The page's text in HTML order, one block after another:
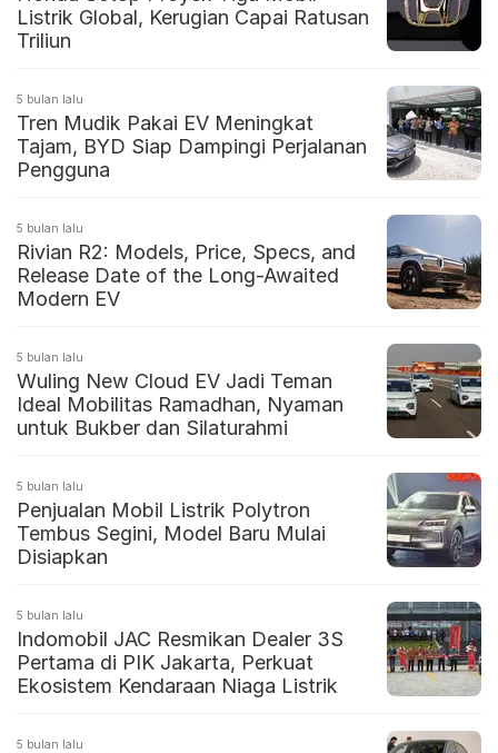
Listrik Global, Kerugian Capai Ratusan
Triliun
5 bulan lalu
Tren Mudik Pakai EV Meningkat
Tajam, BYD Siap Dampingi Perjalanan
Pengguna
5 bulan lalu
Rivian R2: Models, Price, Specs, and
Release Date of the Long-Awaited
Modern EV
5 bulan lalu
Wuling New Cloud EV Jadi Teman
Ideal Mobilitas Ramadhan, Nyaman
untuk Bukber dan Silaturahmi
5 bulan lalu
Penjualan Mobil Listrik Polytron
Tembus Segini, Model Baru Mulai
Disiapkan
5 bulan lalu
Indomobil JAC Resmikan Dealer 3S
Pertama di PIK Jakarta, Perkuat
Ekosistem Kendaraan Niaga Listrik
5 bulan lalu